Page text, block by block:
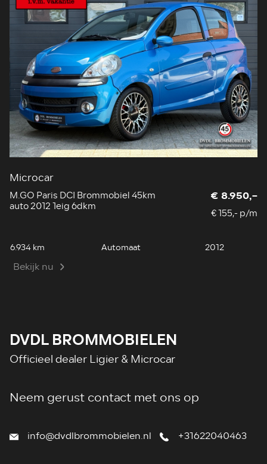
Microcar
M.GO Paris DCI Brommobiel 45km
auto 2012 1eig 6dkm
€ 8.950,-
€ 155,- p/m
6.934 km Automaat 2012
Bekijk nu
DVDL BROMMOBIELEN
Officieel dealer Ligier & Microcar
Neem gerust contact met ons op
info@dvdlbrommobielen.nl +31622040463